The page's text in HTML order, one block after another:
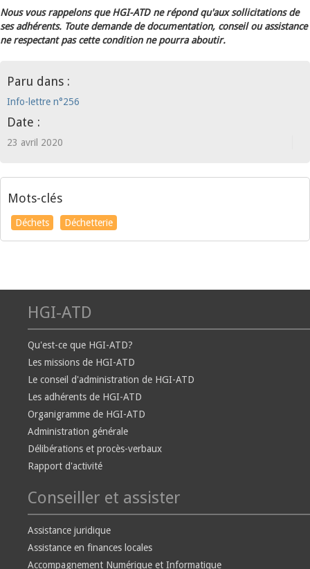
Nous vous rappelons que HGI-ATD ne répond qu'aux sollicitations de
ses adhérents. Toute demande de documentation, conseil ou assistance
ne respectant pas cette condition ne pourra aboutir.
Paru dans :
Info-lettre n°256
Date :
23 avril 2020
Mots-clés
Déchets Déchetterie
HGI-ATD
Qu'est-ce que HGI-ATD?
Les missions de HGI-ATD
Le conseil d'administration de HGI-ATD
Les adhérents de HGI-ATD
Organigramme de HGI-ATD
Administration générale
Délibérations et procès-verbaux
Rapport d'activité
Conseiller et assister
Assistance juridique
Assistance en finances locales
Accompagnement Numérique et Informatique